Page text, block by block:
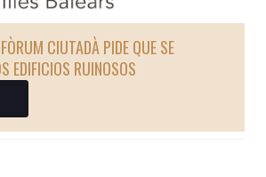
CIUTADÀ PIDE QUE SE
EDIFICIOS RUINOSOS